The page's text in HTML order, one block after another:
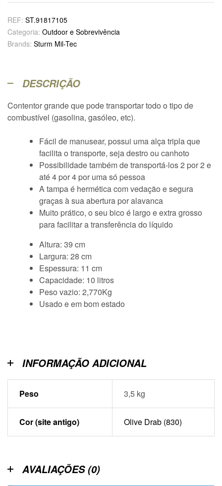
REF: ST.91817105
Categoria: Outdoor e Sobrevivência
Brands: Sturm Mil-Tec
DESCRIÇÃO
Contentor grande que pode transportar todo o tipo de
combustível (gasolina, gasóleo, etc).
Fácil de manusear, possui uma alça tripla que
facilita o transporte, seja destro ou canhoto
Possibilidade também de transportá-los 2 por 2 e
até 4 por 4 por uma só pessoa
A tampa é hermética com vedação e segura
graças à sua abertura por alavanca
Muito prático, o seu bico é largo e extra grosso
para facilitar a transferência do líquido
Altura: 39 cm
Largura: 28 cm
Espessura: 11 cm
Capacidade: 10 litros
Peso vazio: 2,770Kg
Usado e em bom estado
INFORMAÇÃO ADICIONAL
Peso 3,5 kg
Cor (site antigo) Olive Drab (830)
AVALIAÇÕES (0)